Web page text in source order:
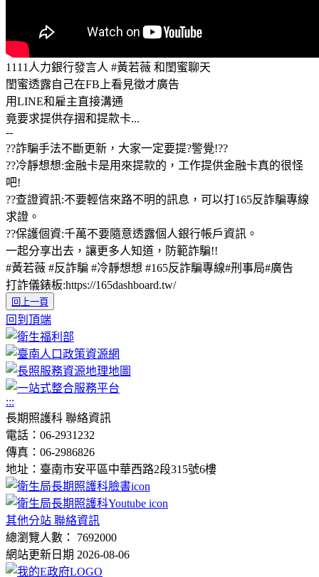
1111人力銀行發言人 #黃若薇 和閨蜜聊天
閨蜜透露自己在FB上看見徵才廣告
用LINE和雇主直接溝通
竟要求提供存摺和提款卡...
--
??詐騙手法不斷更新，大家一定要提?警覺!??
??冷靜想想:金融卡是用來提款的，工作提供金融卡真的很怪
吧!
??查證資訊:不要輕信來路不明的訊息，可以打165反詐騙專線
求證。
??保護個資:千萬不要隨意透露個人銀行帳戶資訊。
一起分享出去，讓更多人知道，防範詐騙!!
#黃若薇 #反詐騙 #冷靜想想 #165反詐騙專線#刑事局#廣告
打詐儀錶板:https://165dashboard.tw/
回上一頁
回到頂端
:::
長期照護科 聯絡資訊
電話：06-2931232
傳真：06-2986826
地址：臺南市安平區中華西路2段315號6樓
其他分站 聯絡資訊
總瀏覽人數： 7692000
網站更新日期 2026-08-06